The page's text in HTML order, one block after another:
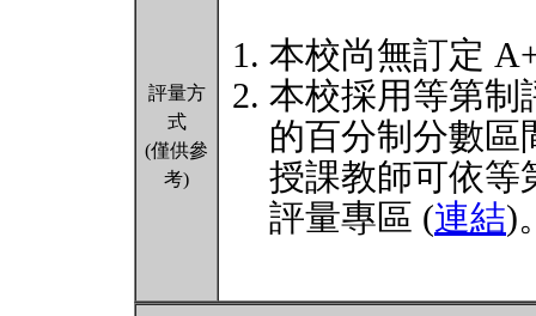
評量方
式
(僅供參
考)
本校尚無訂定
本校採用等第制
的百分制分數區
授課教師可依等
評量專區 (連結)